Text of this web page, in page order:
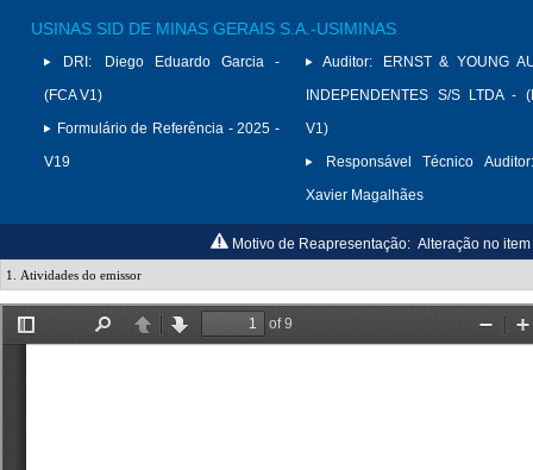
USINAS SID DE MINAS GERAIS S.A.-USIMINAS
DRI:
Diego Eduardo Garcia -
(FCA V1)
Formulário de Referência - 2025 -
V19
Auditor:
ERNST & YOUNG
INDEPENDENTES S/S LTDA -
V1)
Responsável Técnico Auditor:
Xavier Magalhães
Motivo de Reapresentação: Alteração no item